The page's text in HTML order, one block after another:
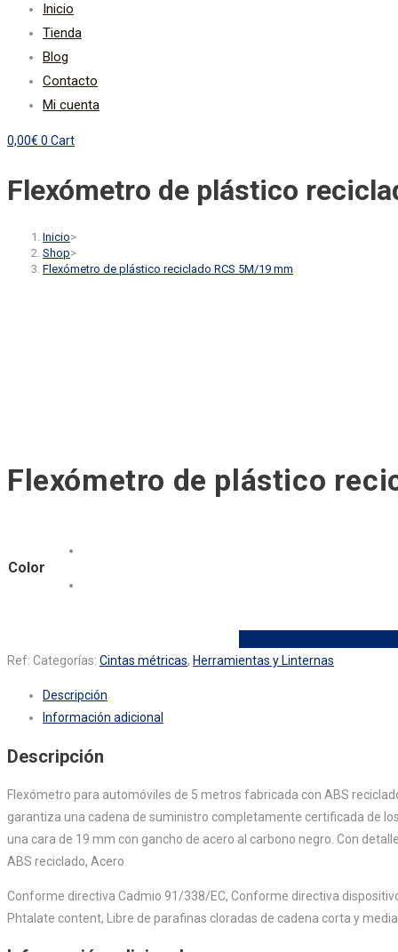
Inicio
Tienda
Blog
Contacto
Mi cuenta
0,00€ 0 Cart
Flexómetro de plástico
Inicio>
Shop>
Flexómetro de plástico reciclado RCS 5M/19 mm
Flexómetro de plástico
Color
Ref: Categorías: Cintas métricas, Herramientas y Linternas
Descripción
Información adicional
Descripción
Flexómetro para automóviles de 5 metros fabricada con ABS
garantiza una cadena de suministro completamente certificada de
una cara de 19 mm con gancho de acero al carbono negro. Con
ABS reciclado, Acero
Conforme directiva Cadmio 91/338/EC, Conforme directiva
Phtalate content, Libre de parafinas cloradas de cadena corta y